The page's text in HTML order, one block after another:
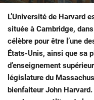
L’Université de Harvard
située à Cambridge,
célèbre pour être l’une
États-Unis, ainsi que sa
d’enseignement
législature du
bienfaiteur John